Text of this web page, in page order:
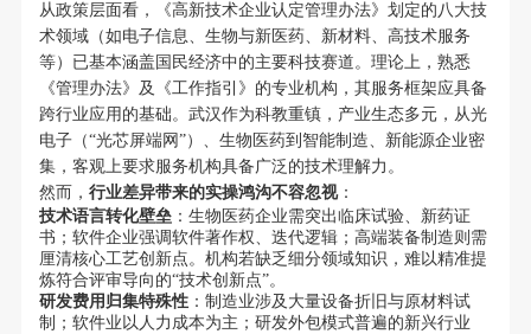
从政策层面看，《高新技术企业认定管理办法》划定的八大技
术领域（如电子信息、生物与新医药、新材料、高技术服务
等）已基本涵盖国民经济中的主要科技赛道。理论上，熟悉
《管理办法》及《工作指引》的专业机构，其服务框架应具备
跨行业应用的基础。武汉作为科教重镇，产业生态多元，从光
电子（“光芯屏端网”）、生物医药到智能制造、新能源企业密
集，客观上要求服务机构具备广泛的技术理解力。
然而， 行业差异带来的实操鸿沟不容忽视：
技术语言转化壁垒：生物医药企业需突出临床试验、新药证
书；软件企业强调软件著作权、迭代逻辑；高端装备制造则需
厘清核心工艺创新点。机构若缺乏细分领域知识，难以精准提
炼符合评审导向的“技术创新点”。
研发费用归集特殊性：制造业涉及大量设备折旧与原材料试
制；软件业以人力成本为主；研发外包模式普遍的新兴行业